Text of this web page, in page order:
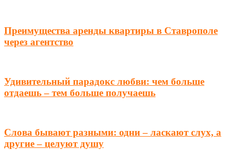
Преимущества аренды квартиры в Ставрополе
через агентство
Удивительный парадокс любви: чем больше
отдаешь – тем больше получаешь
Слова бывают разными: одни – ласкают слух, а
другие – целуют душу